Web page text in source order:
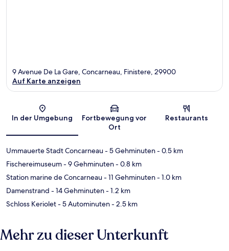
Karte
9 Avenue De La Gare, Concarneau, Finistere, 29900
Auf Karte anzeigen
In der Umgebung
Fortbewegung vor
Ort
Restaurants
Ummauerte Stadt Concarneau- 5 Gehminuten- 0.5 km
Fischereimuseum- 9 Gehminuten- 0.8 km
Station marine de Concarneau- 11 Gehminuten- 1.0 km
Damenstrand - 14 Gehminuten- 1.2 km
Schloss Keriolet- 5 Autominuten- 2.5 km
Mehr zu dieser Unterkunft